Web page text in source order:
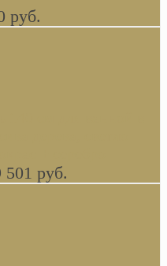
руб.
дерева, светло
+ серебро
501 руб.